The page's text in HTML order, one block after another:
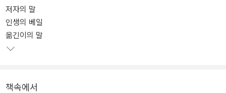
2007년 개봉한 영화 ｢페인티드 베일｣의 원작이다.
저자의 말
인생의 베일
옮긴이의 말
책속에서